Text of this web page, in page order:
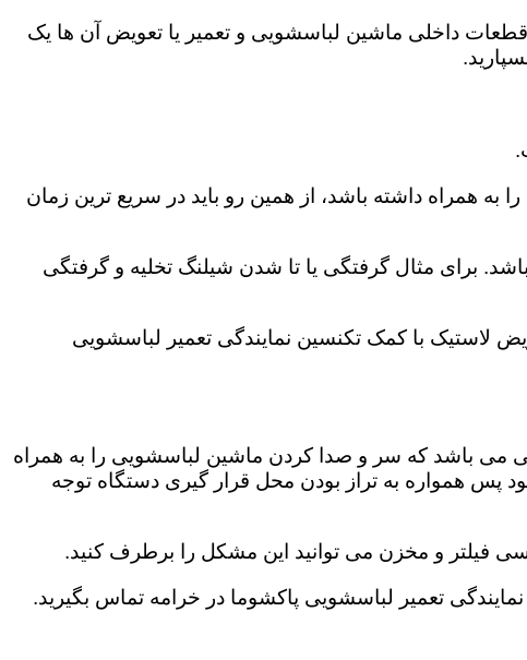
داخلی ماشین لباسشویی و تعمیر یا تعویض آن ها یک
همراه داشته باشد، از همین رو باید در سریع ترین زمان
برای مثال گرفتگی یا تا شدن شیلنگ تخلیه و گرفتگی
لاستیک با کمک تکنسین نمایندگی تعمیر لباسشویی
می باشد که سر و صدا کردن ماشین لباسشویی را به همراه
همواره به تراز بودن محل قرار گیری دستگاه توجه
فیلتر و مخزن می توانید این مشکل را برطرف کنید.
تعمیر لباسشویی پاکشوما در خرامه تماس بگیرید.